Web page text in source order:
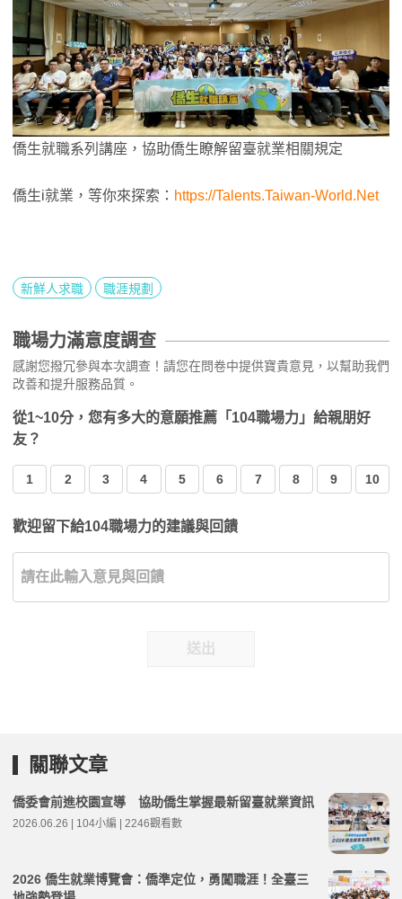
僑生就職系列講座，協助僑生瞭解留臺就業相關規定
僑生i就業，等你來探索： https://Talents.Taiwan-World.Net
新鮮人求職 職涯規劃
職場力滿意度調查
感謝您撥冗參與本次調查！請您在問卷中提供寶貴意見，以幫助我們
改善和提升服務品質。
從1~10分，您有多大的意願推薦「104職場力」給親朋好
友？
1 2 3 4 5 6 7 8 9 10
歡迎留下給104職場力的建議與回饋
送出
關聯文章
僑委會前進校園宣導 協助僑生掌握最新留臺就業資訊
2026.06.26 | 104小編 | 2246觀看數
2026 僑生就業博覽會：僑準定位，勇闖職涯！全臺三